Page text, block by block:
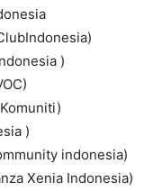
)
)
indonesia)
Xenia Indonesia)